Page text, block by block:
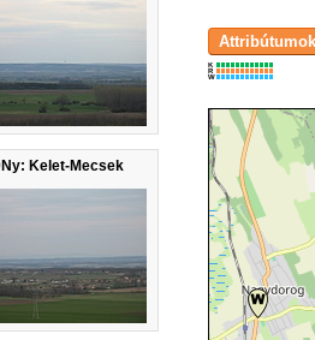
Kelet-Mecsek
K
R
W